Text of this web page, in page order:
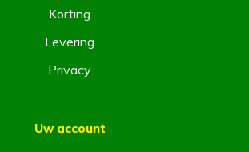
Korting
Levering
Privacy
Uw account